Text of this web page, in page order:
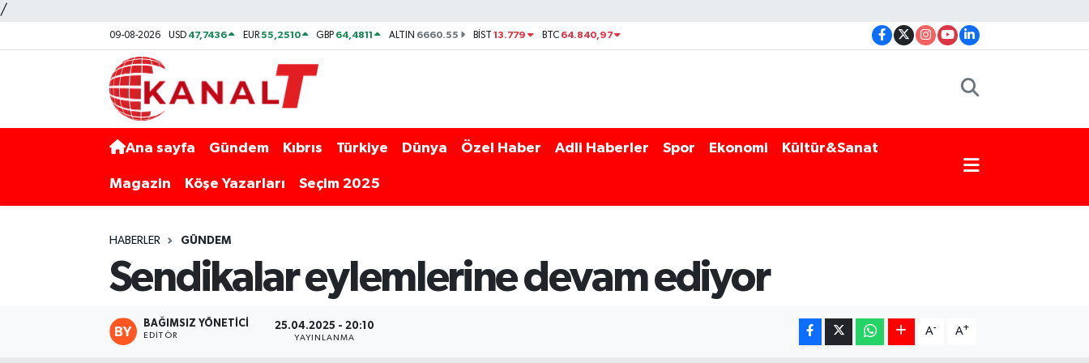
/
09-08-2026 USD 47,7436 EUR55,2510 GBP 64,4811 ALTIN 6660.55 BİST13.779 BTC 64.840,97
Ana sayfa Gündem Kıbrıs Türkiye Dünya Özel Haber Adli Haberler Spor Ekonomi Kültür&Sanat
Magazin Köşe Yazarları Seçim 2025
HABERLER GÜNDEM
Sendikalar eylemlerine devam ediyor
BAĞIMSIZ YÖNETICI
EDITÖR
25.04.2025 - 20:10
YAYINLANMA
A- A+